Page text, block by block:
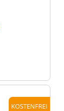
KOSTENFREI